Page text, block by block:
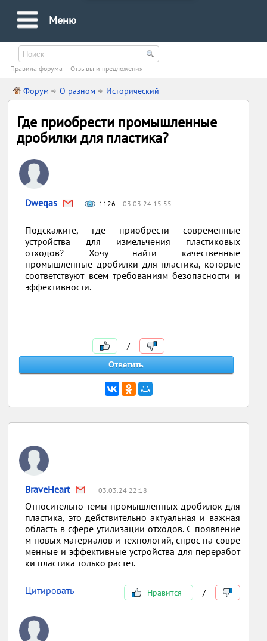
Меню
Правила форума Oтзывы и предложения
Форум О разном Исторический
Где приобрести промышленные
дробилки для пластика?
Dweqas 1126 03.03.24 15:55
Подскажите, где приобрести современные
устройства для измельчения пластиковых
отходов? Хочу найти качественные
промышленные дробилки для пластика, которые
соответствуют всем требованиям безопасности и
эффективности.
/
BraveHeart 03.03.24 22:18
Относительно темы промышленных дробилок для
пластика, это действительно актуальная и важная
область в сфере утилизации отходов. С появление
м новых материалов и технологий, спрос на совре
менные и эффективные устройства для переработ
ки пластика только растёт.
Цитировать Нравится /